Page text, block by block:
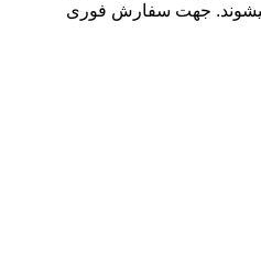
جهت سفارش فوری